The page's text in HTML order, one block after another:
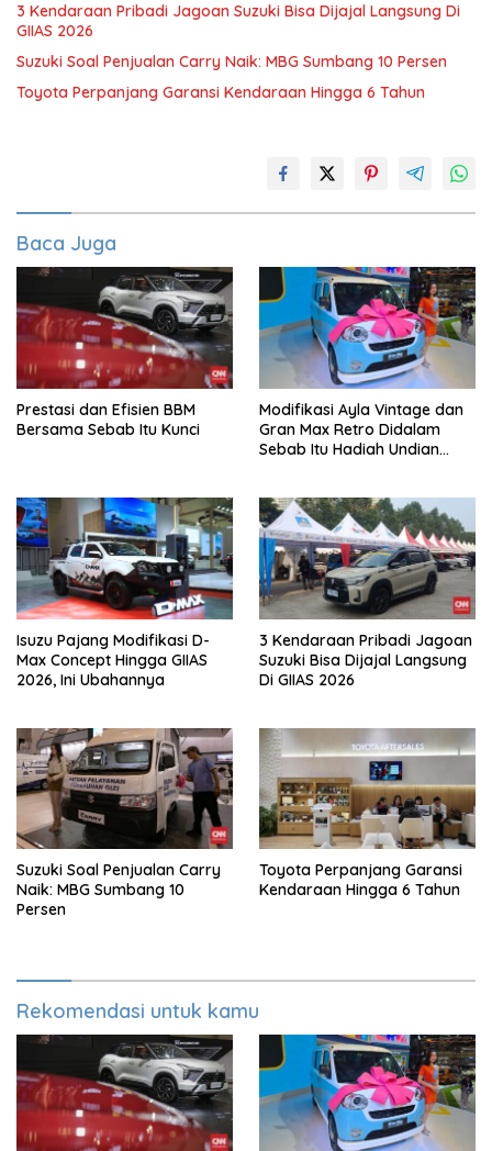
3 Kendaraan Pribadi Jagoan Suzuki Bisa Dijajal Langsung Di
GIIAS 2026
Suzuki Soal Penjualan Carry Naik: MBG Sumbang 10 Persen
Toyota Perpanjang Garansi Kendaraan Hingga 6 Tahun
Baca Juga
Prestasi dan Efisien BBM
Bersama Sebab Itu Kunci
Modifikasi Ayla Vintage dan
Gran Max Retro Didalam
Sebab Itu Hadiah Undian
Isuzu Pajang Modifikasi D-
Max Concept Hingga GIIAS
2026, Ini Ubahannya
3 Kendaraan Pribadi Jagoan
Suzuki Bisa Dijajal Langsung
Di GIIAS 2026
Suzuki Soal Penjualan Carry
Naik: MBG Sumbang 10
Persen
Toyota Perpanjang Garansi
Kendaraan Hingga 6 Tahun
Rekomendasi untuk kamu